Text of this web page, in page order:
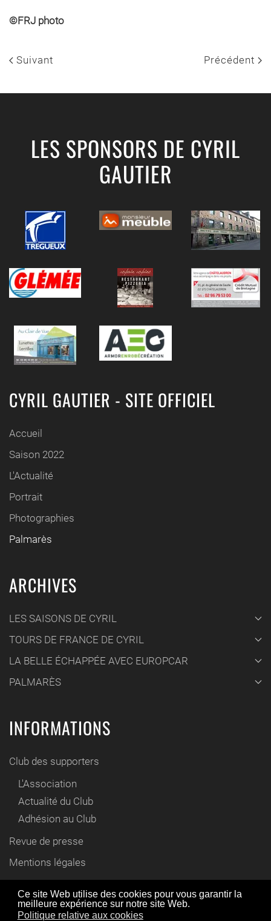
Ce site Web utilise des cookies pour vous garantir la
meilleure expérience sur notre site Web.
Politique relative aux cookies
©FRJ photo
Suivant Précédent
LES SPONSORS DE CYRIL
GAUTIER
CYRIL GAUTIER - SITE OFFICIEL
Accueil
Saison 2022
L'Actualité
Portrait
Photographies
Palmarès
ARCHIVES
LES SAISONS DE CYRIL
TOURS DE FRANCE DE CYRIL
LA BELLE ÉCHAPPÉE AVEC EUROPCAR
PALMARÈS
INFORMATIONS
Club des supporters
L'Association
Actualité du Club
Adhésion au Club
Revue de presse
Mentions légales
Contact
En utilisant ce site Web, vous acceptez l'utilisation de